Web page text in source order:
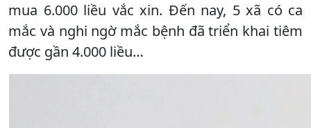
mua 6.000 liều vắc xin. Đến nay, 5 xã có ca
mắc và nghi ngờ mắc bệnh đã triển khai tiêm
được gần 4.000 liều…